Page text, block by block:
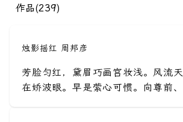
作品(239)
烛影摇红 周邦彦
芳脸匀红，黛眉巧画宫妆浅。风流
在娇波眼。早是萦心可惯。向尊前